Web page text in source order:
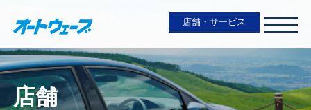
店舗・サービス
店舗